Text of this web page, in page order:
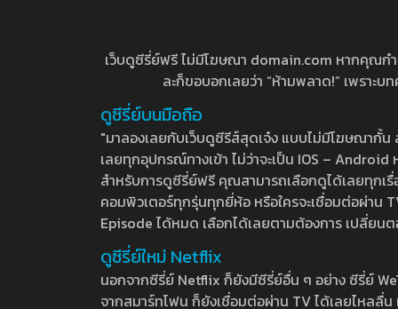
เว็บดูซีรี่ย์ฟรี ไม่มีโฆษณา domain.com หากคุณก
ละก็ขอบอกเลยว่า “ห้ามพลาด!” เพราะ
ดูซีรี่ย์บนมือถือ
"มาลองเลยกับเว็บดูซีรีส์สุดเจ๋ง แบบไม่มีโฆษณากั้
เลยทุกอุปกรณ์ทางเข้า ไม่ว่าจะเป็น IOS –
สำหรับการดูซีรี่ย์ฟรี คุณสามารถเลือกดูได้เลยทุกเ
คอมพิวเตอร์ทุกรุ่นทุกยี่ห้อ หรือใครจะเชื่อมต่อผ่าน
Episode ได้หมด เลือกได้เลยตามต้องการ เปลี่ยน
ดูซีรี่ย์ใหม่ Netflix
นอกจากซีรี่ย์ Netflix ก็ยังมีซีรี่ย์อื่น ๆ อย่าง ซีรี่ย์
จากสมาร์ทโฟน ก็ยังเชื่อมต่อผ่าน TV ได้เลยไหลลื่